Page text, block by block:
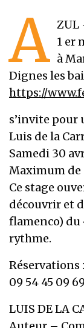
A ZUL
1 er
à
Dignes les
https://
s’invite pour
Luis de la
Samedi 30
Maximum
Ce stage
découvrir et
flamenco) du
rythme.
Réservations
09 54 45 09 69
LUIS DE LA